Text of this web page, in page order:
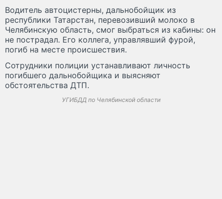
Водитель автоцистерны, дальнобойщик из
республики Татарстан, перевозивший молоко в
Челябинскую область, смог выбраться из кабины: он
не пострадал. Его коллега, управлявший фурой,
погиб на месте происшествия.
Сотрудники полиции устанавливают личность
погибшего дальнобойщика и выясняют
обстоятельства ДТП.
УГИБДД по Челябинской области